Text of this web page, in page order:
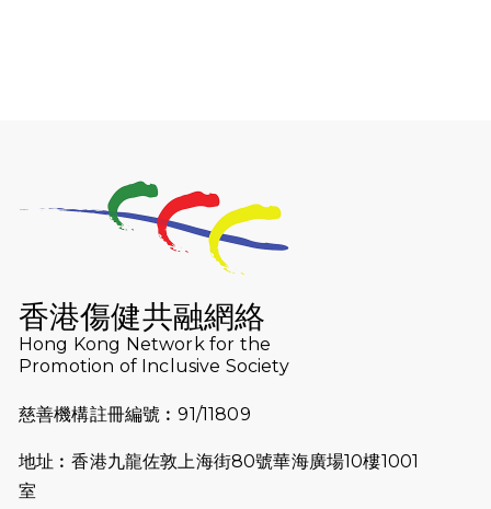
2026-07-23
猛龍長跑隊恆常練習 - 7月23日
（19:00開始）
猛龍長跑隊恆常練習 - 7月16日
2026-07-10
【猛龍戈壁118公里分享暨香港傷健共
融網絡15周年晚宴】
2026-07-09
猛龍長跑隊恆常練習 - 7月9日（19:00
2026-07-02
香港傷健共融網絡
Hong Kong Network for the
Promotion of Inclusive Society
慈善機構註冊編號︰91/11809
地址︰香港九龍佐敦上海街80號華海廣場10樓1001
室